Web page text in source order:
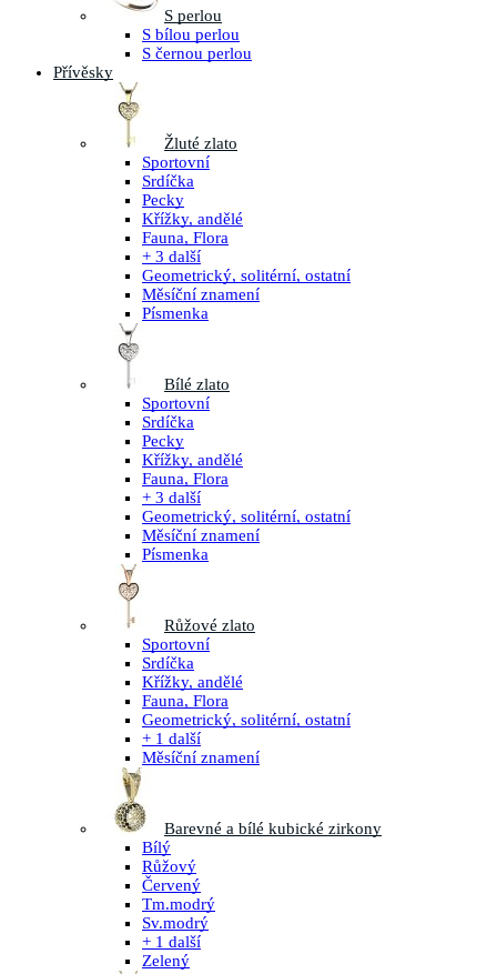
S perlou
S bílou perlou
S černou perlou
Přívěsky
Žluté zlato
Sportovní
Srdíčka
Pecky
Křížky, andělé
Fauna, Flora
+ 3 další
Geometrický, solitérní, ostatní
Měsíční znamení
Písmenka
Bílé zlato
Sportovní
Srdíčka
Pecky
Křížky, andělé
Fauna, Flora
+ 3 další
Geometrický, solitérní, ostatní
Měsíční znamení
Písmenka
Růžové zlato
Sportovní
Srdíčka
Křížky, andělé
Fauna, Flora
Geometrický, solitérní, ostatní
+ 1 další
Měsíční znamení
Barevné a bílé kubické zirkony
Bílý
Růžový
Červený
Tm.modrý
Sv.modrý
+ 1 další
Zelený